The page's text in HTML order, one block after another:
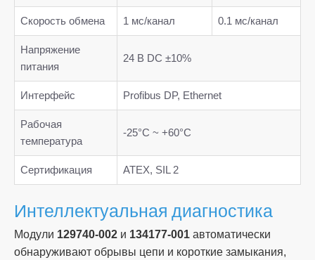
Скорость обмена 1 мс/канал 0.1 мс/канал
Напряжение
питания
24 В DC ±10%
Интерфейс Profibus DP, Ethernet
Рабочая
температура
-25°C ~ +60°C
Сертификация ATEX, SIL 2
Интеллектуальная диагностика
Модули 129740-002 и 134177-001 автоматически
обнаруживают обрывы цепи и короткие замыкания,